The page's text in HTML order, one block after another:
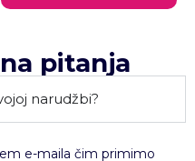
pitanja
narudžbi?
e-maila čim primimo